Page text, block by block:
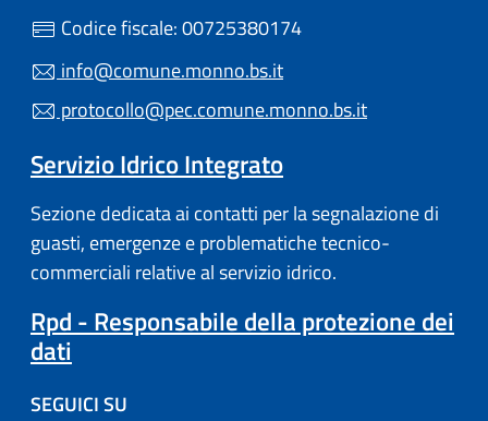
Codice fiscale: 00725380174
info@comune.monno.bs.it
protocollo@pec.comune.monno.bs.it
Servizio Idrico Integrato
Sezione dedicata ai contatti per la segnalazione di
guasti, emergenze e problematiche tecnico-
commerciali relative al servizio idrico.
Rpd - Responsabile della protezione dei
dati
SEGUICI SU